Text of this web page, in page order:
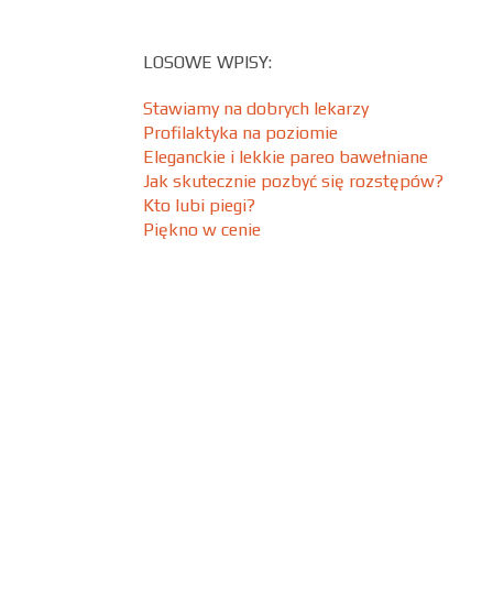
LOSOWE WPISY:
Stawiamy na dobrych lekarzy
Profilaktyka na poziomie
Eleganckie i lekkie pareo bawełniane
Jak skutecznie pozbyć się rozstępów?
Kto lubi piegi?
Piękno w cenie